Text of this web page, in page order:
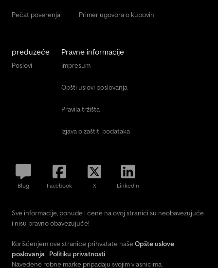
Pečat poverenja Primer ugovora o kupovini
preduzeće
Poslovi
Pravne informacije
Impresum
Opšti uslovi poslovanja
Pravila tržišta
Izjava o zaštiti podataka
Blog Facebook X LinkedIn
Sve informacije, ponude i cene na ovoj stranici su neobavezujuće
i nisu pravno obavezujuće!
Korišćenjem ove stranice prihvatate naše Opšte uslove
poslovanja i Politiku privatnosti.
Navedene robne marke pripadaju svojim vlasnicima.